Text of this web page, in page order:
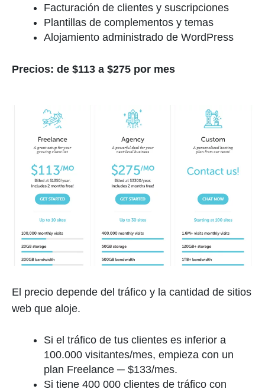
Facturación de clientes y suscripciones
Plantillas de complementos y temas
Alojamiento administrado de WordPress
Precios: de $113 a $275 por mes
El precio depende del tráfico y la cantidad de sitios
web que aloje.
Si el tráfico de tus clientes es inferior a
100.000 visitantes/mes, empieza con un
plan Freelance ─ $133/mes.
Si tiene 400 000 clientes de tráfico con